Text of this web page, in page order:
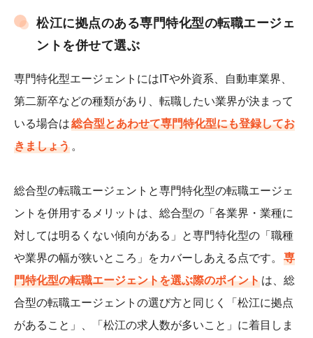
松江に拠点のある専門特化型の転職エージェ
ントを併せて選ぶ
専門特化型エージェントにはITや外資系、自動車業界、
第二新卒などの種類があり、転職したい業界が決まって
いる場合は総合型とあわせて専門特化型にも登録してお
きましょう。
総合型の転職エージェントと専門特化型の転職エージェ
ントを併用するメリットは、総合型の「各業界・業種に
対しては明るくない傾向がある」と専門特化型の「職種
や業界の幅が狭いところ」をカバーしあえる点です。 専
門特化型の転職エージェントを選ぶ際のポイントは、総
合型の転職エージェントの選び方と同じく「松江に拠点
があること」、「松江の求人数が多いこと」に着目しま